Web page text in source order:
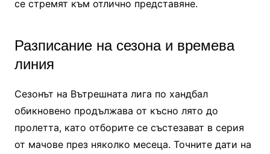
се стремят към отлично представяне.
Разписание на сезона и времева
линия
Сезонът на Вътрешната лига по хандбал
обикновено продължава от късно лято до
пролетта, като отборите се състезават в серия
от мачове през няколко месеца. Точните дати на